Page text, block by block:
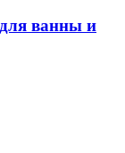
ванны и